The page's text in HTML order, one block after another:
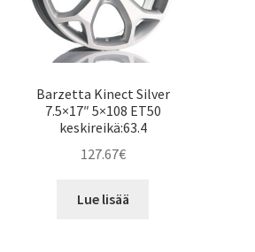
Barzetta Kinect Silver
7.5×17″ 5×108 ET50
keskireikä:63.4
127.67€
Lue lisää